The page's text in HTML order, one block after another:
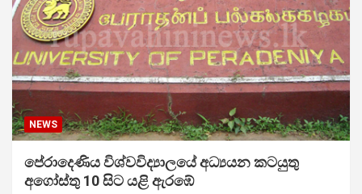
NEWS
පේරාදෙණිය විශ්වවිද්‍යාලයේ අධ්‍යයන කටයුතු
අගෝස්තු 10 සිට යළි ඇරඹේ